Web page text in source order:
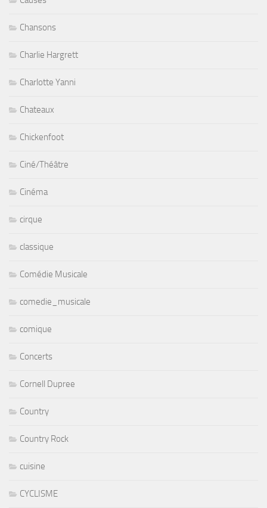
Chansons
Charlie Hargrett
Charlotte Yanni
Chateaux
Chickenfoot
Ciné/Théâtre
Cinéma
cirque
classique
Comédie Musicale
comedie_musicale
comique
Concerts
Cornell Dupree
Country
Country Rock
cuisine
CYCLISME